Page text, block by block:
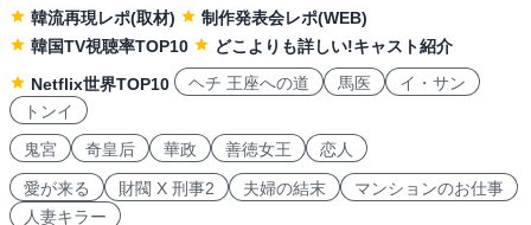
韓流再現レポ(取材)
制作発表会レポ(WEB)
韓国TV視聴率TOP10
どこよりも詳しい!キャスト紹介
Netflix世界TOP10
ヘチ 王座への道 馬医
イ・サン
トンイ
鬼宮
奇皇后 華政 善徳女王 恋人
愛が来る 財閥 X 刑事2 夫婦の結末
マンションのお仕事
人妻キラー